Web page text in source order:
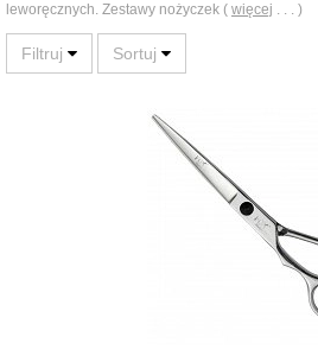
leworęcznych. Zestawy nożyczek ( więcej . . . )